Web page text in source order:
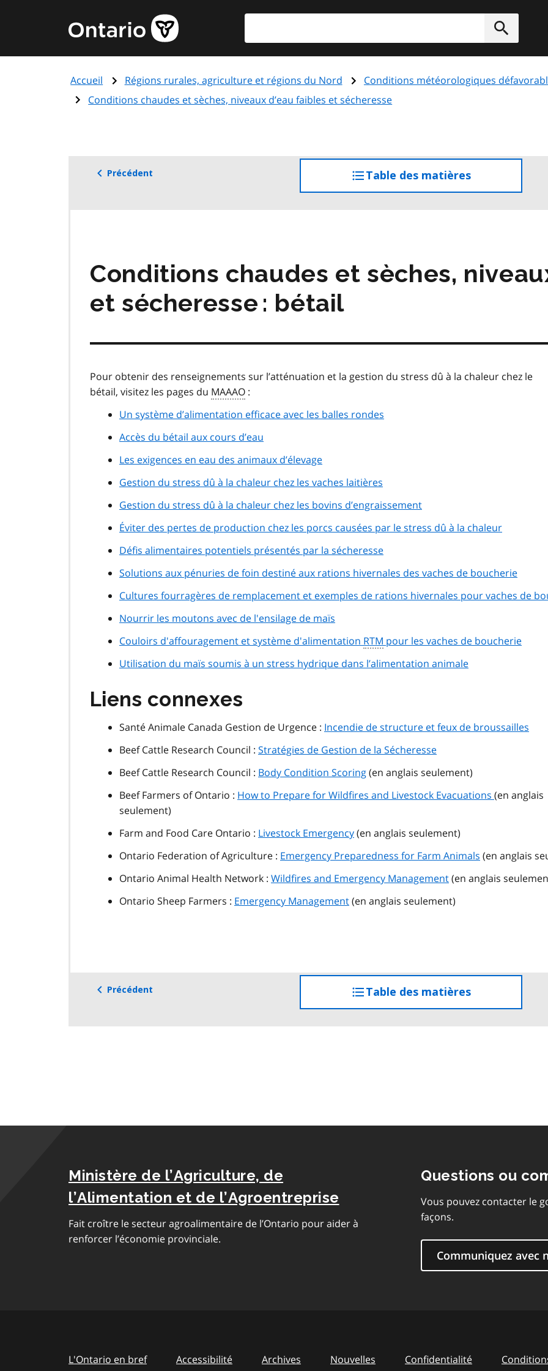
principal
Page
d'accueil
de
l'Ontario
Accueil Régions rurales, agriculture et régions du Nord
Conditions météorologiques
Conditions chaudes et sèches, niveaux d’eau faibles et sécheresse
Précédent Table des matièresaccéder
à
Conditions chaudes et sèches,
et sécheresse : bétail
Pour obtenir des renseignements sur l’atténuation et la gestion du stress dû à la chaleur chez le
bétail, visitez les pages du MAAAO :
Un système d’alimentation efficace avec les balles rondes
Accès du bétail aux cours d’eau
Les exigences en eau des animaux d’élevage
Gestion du stress dû à la chaleur chez les vaches laitières
Gestion du stress dû à la chaleur chez les bovins d’engraissement
Éviter des pertes de production chez les porcs causées par le stress dû à la chaleur
Défis alimentaires potentiels présentés par la sécheresse
Solutions aux pénuries de foin destiné aux rations hivernales des vaches de boucherie
Cultures fourragères de remplacement et exemples de rations hivernales pour vaches de
Nourrir les moutons avec de l'ensilage de maïs
Couloirs d'affouragement et système d'alimentation RTM pour les vaches de boucherie
Utilisation du maïs soumis à un stress hydrique dans l’alimentation animale
Liens connexes
Santé Animale Canada Gestion de Urgence : Incendie de structure et feux de broussailles
Beef Cattle Research Council : Stratégies de Gestion de la Sécheresse
Beef Cattle Research Council : Body Condition Scoring(en anglais seulement)
Beef Farmers of Ontario : How to Prepare for Wildfires and Livestock Evacuations (en anglais
seulement)
Farm and Food Care Ontario : Livestock Emergency(en anglais seulement)
Ontario Federation of Agriculture : Emergency Preparedness for Farm Animals (en anglais
Ontario Animal Health Network : Wildfires and Emergency Management(en anglais
Ontario Sheep Farmers : Emergency Management(en anglais seulement)
Précédent Table des matièresaccéder
à
Ministère de l’Agriculture, de
l’Alimentation et de l’Agroentreprise
Fait croître le secteur agroalimentaire de l’Ontario pour aider à
renforcer l’économie provinciale.
Questions ou
Vous pouvez contacter le
façons.
Communiquez avec
L'Ontario en bref Accessibilité Archives Nouvelles Confidentialité